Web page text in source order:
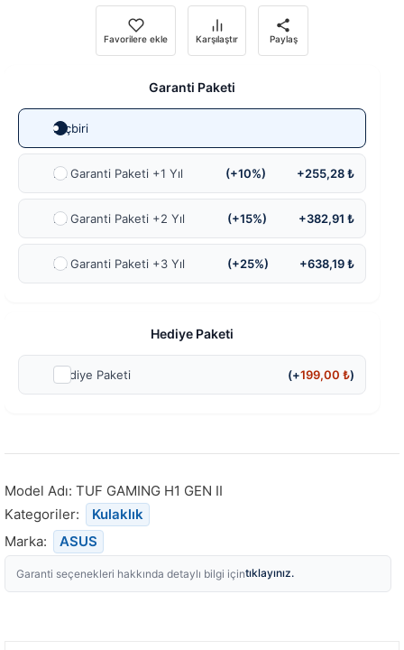
Favorilere ekle Karşılaştır Paylaş
Garanti Paketi
Hiçbiri
Ek Garanti Paketi +1 Yıl (+10%) +255,28 ₺
Ek Garanti Paketi +2 Yıl (+15%) +382,91 ₺
Ek Garanti Paketi +3 Yıl (+25%) +638,19 ₺
Hediye Paketi
Hediye Paketi (+199,00₺)
Model Adı: TUF GAMING H1 GEN II
Kategoriler:
Kulaklık
Marka:
ASUS
Garanti seçenekleri hakkında detaylı bilgi içintıklayınız.